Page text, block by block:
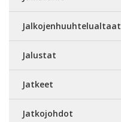
Jalkojenhuuhtelualtaat
Jalustat
Jatkeet
Jatkojohdot